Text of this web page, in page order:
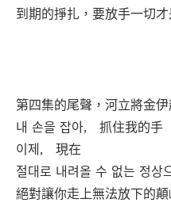
到期的掙扎，要放手一切才
第四集的尾聲，河立將金
내 손을 잡아, 抓住我的手
이제, 現在
절대로 내려올 수 없는 정상
絕對讓你走上無法放下的顛